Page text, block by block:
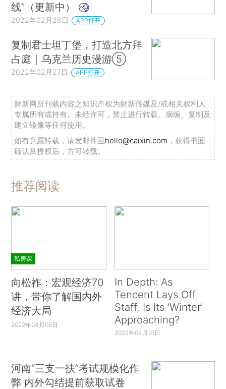
线”（更新中）
2022年02月26日 APP打开
复制君士坦丁堡，打造北方拜
占庭｜乌克兰历史漫游⑤
2022年02月27日 APP打开
财新网所刊载内容之知识产权为财新传媒及/或相关权利人
专属所有或持有。未经许可，禁止进行转载、摘编、复制及
建立镜像等任何使用。
如有意愿转载，请发邮件至hello@caixin.com ，获得书面
确认及授权后，方可转载。
推荐阅读
私房课
向松祚：宏观经济70
讲，带你了解国内外
经济大局
2022年04月06日
In Depth: As
Tencent Lays Off
Staff, Is Its ‘Winter’
Approaching?
2022年04月01日
河南“三支一扶”考试规模化作
弊 内外勾结提前获取试卷